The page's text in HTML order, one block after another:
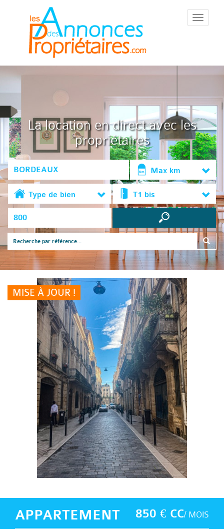
::Menu::
La location en direct avec les
propriétaires
Max km
Type de bien T1 bis
MISE À JOUR !
850 € CC/ MOIS
APPARTEMENT